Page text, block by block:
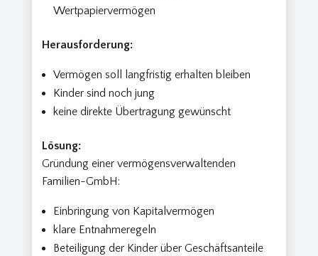
Wertpapiervermögen
Herausforderung:
Vermögen soll langfristig erhalten bleiben
Kinder sind noch jung
keine direkte Übertragung gewünscht
Lösung:
Gründung einer vermögensverwaltenden
Familien-GmbH:
Einbringung von Kapitalvermögen
klare Entnahmeregeln
Beteiligung der Kinder über Geschäftsanteile